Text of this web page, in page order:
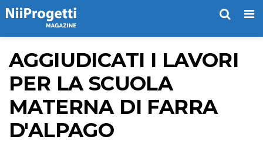
AGGIUDICATI I LAVORI
PER LA SCUOLA
MATERNA DI FARRA
D'ALPAGO